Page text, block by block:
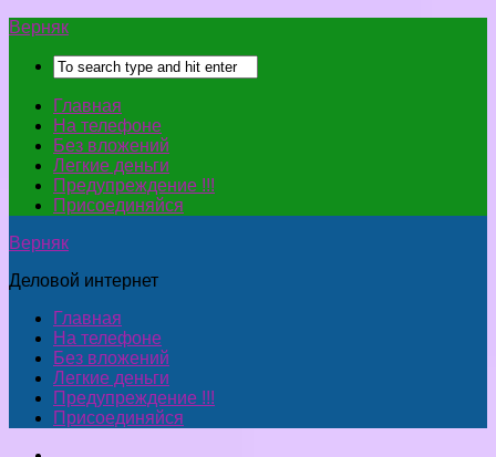
Верняк
Главная
На телефоне
Без вложений
Легкие деньги
Предупреждение !!!
Присоединяйся
Верняк
Деловой интернет
Главная
На телефоне
Без вложений
Легкие деньги
Предупреждение !!!
Присоединяйся